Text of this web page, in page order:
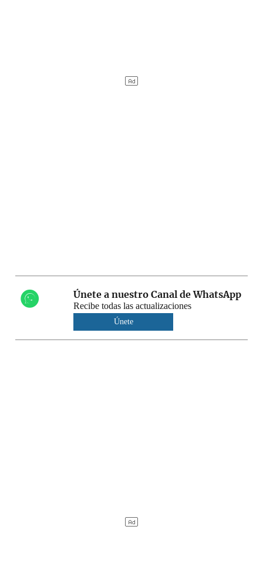
Únete a nuestro Canal de WhatsApp
Recibe todas las actualizaciones
Únete